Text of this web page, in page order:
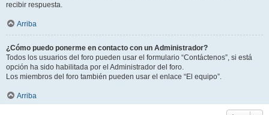
recibir respuesta.
Arriba
¿Cómo puedo ponerme en contacto con un Administrador?
Todos los usuarios del foro pueden usar el formulario “Contáctenos”, si está
opción ha sido habilitada por el Administrador del foro.
Los miembros del foro también pueden usar el enlace “El equipo”.
Arriba